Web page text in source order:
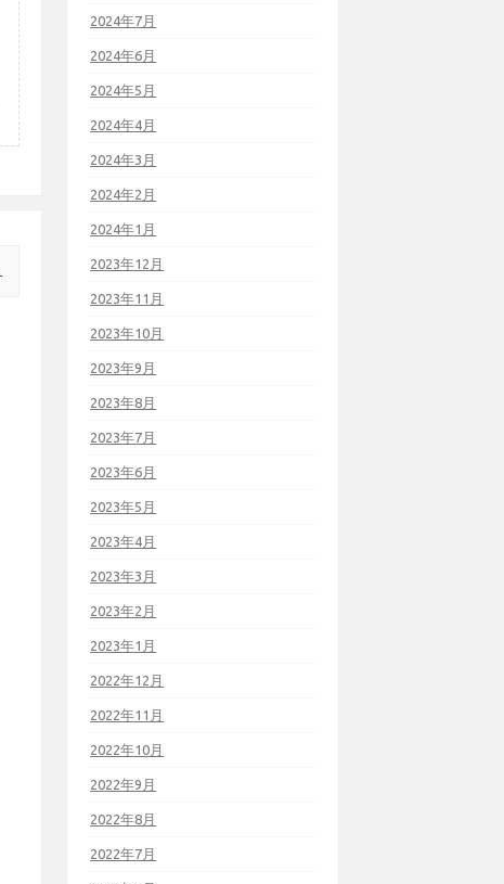
2024年7月
2024年6月
2024年5月
2024年4月
2024年3月
2024年2月
2024年1月
2023年12月
2023年11月
2023年10月
2023年9月
2023年8月
2023年7月
2023年6月
2023年5月
2023年4月
2023年3月
2023年2月
2023年1月
2022年12月
2022年11月
2022年10月
2022年9月
2022年8月
2022年7月